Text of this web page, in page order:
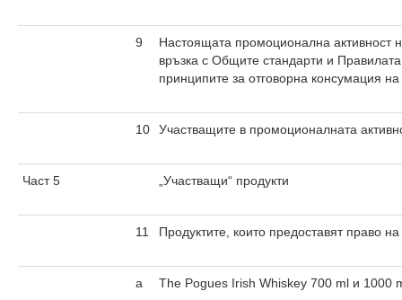
9
Настоящата промоционална активност
връзка с Общите стандарти и
принципите за отговорна консумация
10 Участващите в промоционалната
Част 5 „Участващи“ продукти
11 Продуктите, които предоставят право
а The Pogues Irish Whiskey 700 ml и 1000